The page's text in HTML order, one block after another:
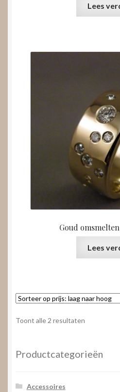
Lees
Goud
Lees
Toont alle 2 resultaten
laag
Productcategorieën
Accessoires